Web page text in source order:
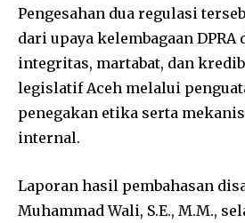
Pengesahan dua regulasi
dari upaya kelembagaan
integritas, martabat, dan
legislatif Aceh melalui
penegakan etika serta
internal.
Laporan hasil pembahasan
Muhammad Wali, S.E., M.M.,